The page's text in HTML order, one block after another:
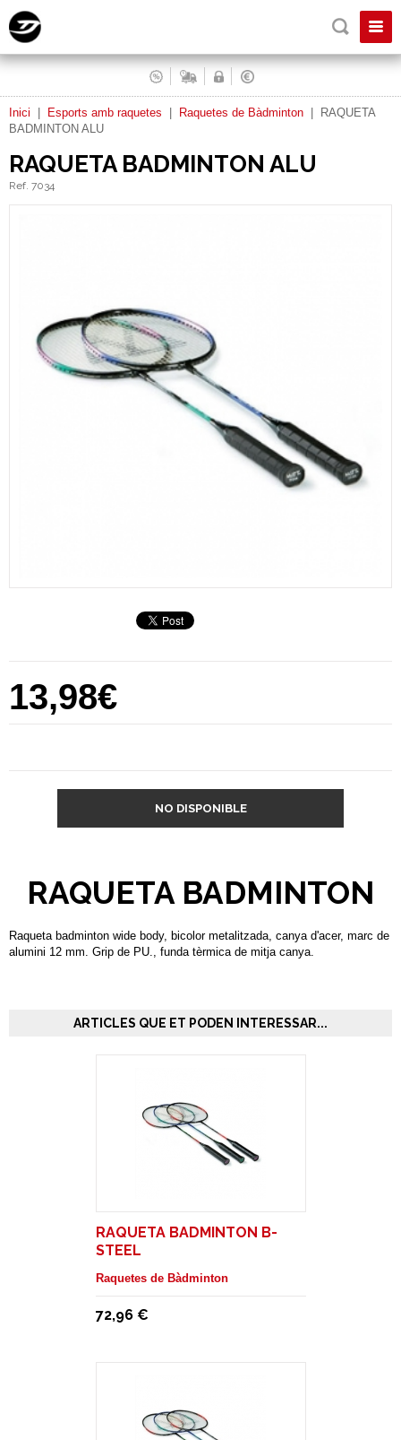
Inici Esports amb raquetes Raquetes de Bàdminton
RAQUETA
BADMINTON ALU
RAQUETA BADMINTON ALU
Ref. 7034
13,98€
NO DISPONIBLE
RAQUETA BADMINTON
Raqueta badminton wide body, bicolor metalitzada, canya d'acer, marc de
alumini 12 mm. Grip de PU., funda tèrmica de mitja canya.
ARTICLES QUE ET PODEN INTERESSAR...
RAQUETA BADMINTON B-
STEEL
Raquetes de Bàdminton
72,96 €